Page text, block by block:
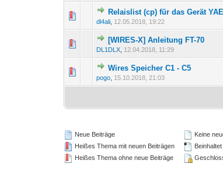
Relaislist (cp) für das Gerät
dl4ali 12.05.2018, 19:22
0
[WIRES-X] Anleitung FT-70
DL1DLX 12.04.2018, 11:29
0
Wires Speicher C1 - C5
pogo 15.10.2018, 21:03
0
Neue Beiträge
Heißes Thema mit neuen Beiträgen
Heißes Thema ohne neue Beiträge
Keine